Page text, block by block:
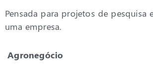
Pensada para projetos de
uma empresa.
Agronegócio